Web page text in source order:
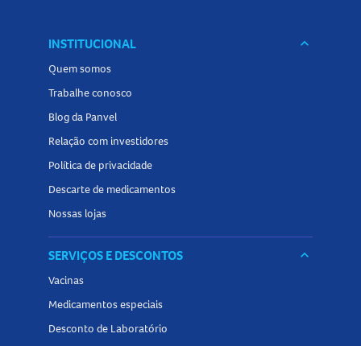
INSTITUCIONAL keyboard_arrow_down
Quem somos
Trabalhe conosco
Blog da Panvel
Relação com investidores
Política de privacidade
Descarte de medicamentos
Nossas lojas
SERVIÇOS E DESCONTOS keyboard_arrow_down
Vacinas
Medicamentos especiais
Desconto de Laboratório